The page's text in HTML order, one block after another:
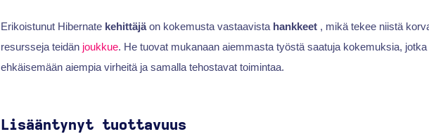
Erikoistunut Hibernate kehittäjäon kokemusta vastaavista hankkeet , mikä tekee niistä
resursseja teidän joukkue. He tuovat mukanaan aiemmasta työstä saatuja kokemuksia, jotka
ehkäisemään aiempia virheitä ja samalla tehostavat toimintaa.
Lisääntynyt tuottavuus